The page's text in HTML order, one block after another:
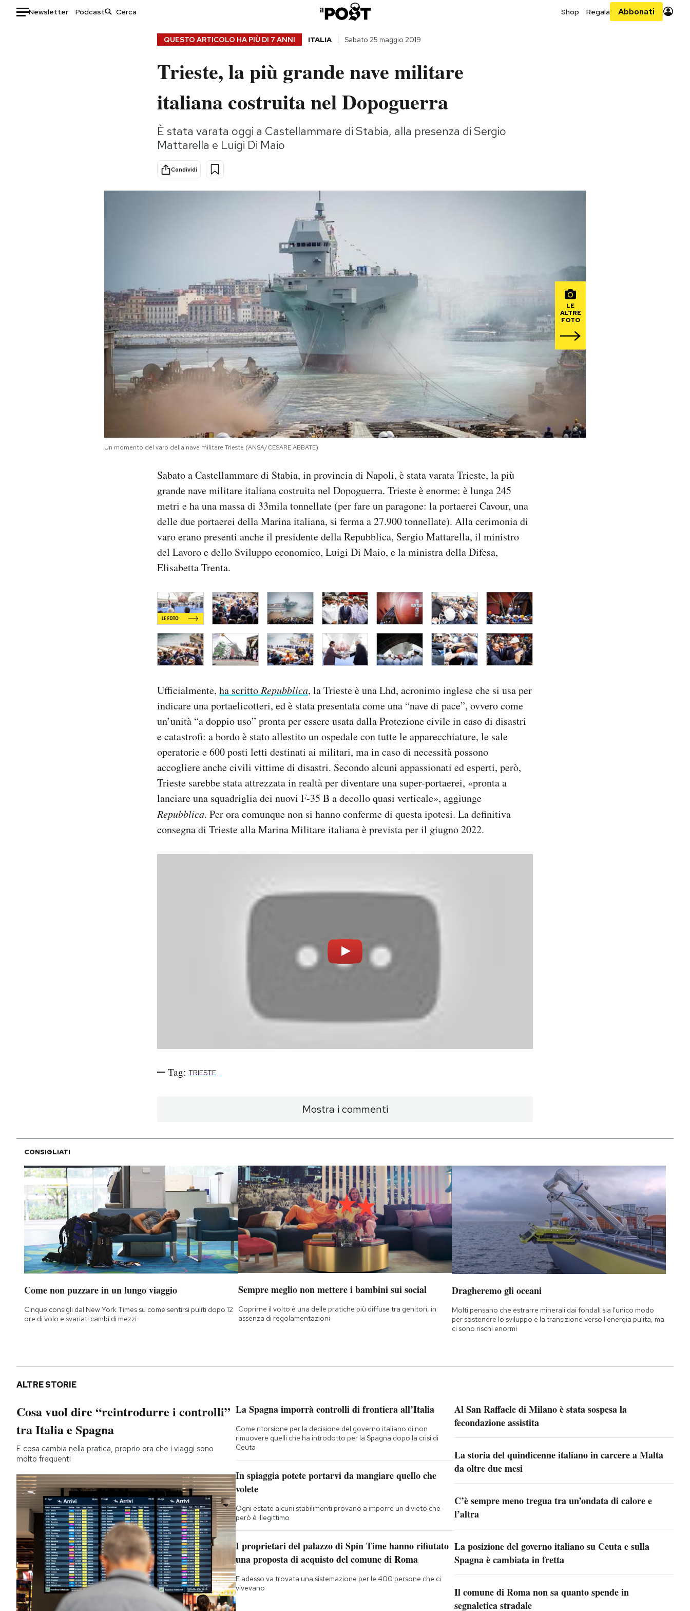
Newsletter Podcast Shop Regala Abbonati
Storie/Idee
Ok Boomer!
Altrecose
QUESTO ARTICOLO HA PIÙ DI 7 ANNI ITALIA Sabato 25 maggio 2019
Trieste, la più grande nave militare
italiana costruita nel Dopoguerra
È stata varata oggi a Castellammare di Stabia, alla presenza di Sergio
Mattarella e Luigi Di Maio
Condividi
LE
ALTRE
FOTO
Un momento del varo della nave militare Trieste (ANSA/CESARE ABBATE)
Sabato a Castellammare di Stabia, in provincia di Napoli, è stata varata Trieste, la più
grande nave militare italiana costruita nel Dopoguerra. Trieste è enorme: è lunga 245
metri e ha una massa di 33mila tonnellate (per fare un paragone: la portaerei Cavour, una
delle due portaerei della Marina italiana, si ferma a 27.900 tonnellate). Alla cerimonia di
varo erano presenti anche il presidente della Repubblica, Sergio Mattarella, il ministro
del Lavoro e dello Sviluppo economico, Luigi Di Maio, e la ministra della Difesa,
Elisabetta Trenta.
Ufficialmente, ha scrittoRepubblica, la Trieste è una Lhd, acronimo inglese che si usa per
indicare una portaelicotteri, ed è stata presentata come una “nave di pace”, ovvero come
un’unità “a doppio uso” pronta per essere usata dalla Protezione civile in caso di disastri
e catastrofi: a bordo è stato allestito un ospedale con tutte le apparecchiature, le sale
operatorie e 600 posti letti destinati ai militari, ma in caso di necessità possono
accogliere anche civili vittime di disastri. Secondo alcuni appassionati ed esperti, però,
Trieste sarebbe stata attrezzata in realtà per diventare una super-portaerei, «pronta a
lanciare una squadriglia dei nuovi F-35 B a decollo quasi verticale», aggiunge
Repubblica. Per ora comunque non si hanno conferme di questa ipotesi. La definitiva
consegna di Trieste alla Marina Militare italiana è prevista per il giugno 2022.
Tag: TRIESTE
Mostra i commenti
CONSIGLIATI
Come non puzzare in un lungo viaggio
Cinque consigli dal New York Times su come sentirsi puliti dopo 12
ore di volo e svariati cambi di mezzi
Sempre meglio non mettere i bambini sui social
Coprirne il volto è una delle pratiche più diffuse tra genitori, in
assenza di regolamentazioni
Dragheremo gli oceani
Molti pensano che estrarre minerali dai fondali sia l'unico modo
per sostenere lo sviluppo e la transizione verso l'energia pulita, ma
ci sono rischi enormi
ALTRE STORIE
Cosa vuol dire “reintrodurre i controlli”
tra Italia e Spagna
E cosa cambia nella pratica, proprio ora che i viaggi sono
molto frequenti
La Spagna imporrà controlli di frontiera all’Italia
Come ritorsione per la decisione del governo italiano di non
rimuovere quelli che ha introdotto per la Spagna dopo la crisi di
Ceuta
In spiaggia potete portarvi da mangiare quello che
volete
Ogni estate alcuni stabilimenti provano a imporre un divieto che
però è illegittimo
I proprietari del palazzo di Spin Time hanno rifiutato
una proposta di acquisto del comune di Roma
E adesso va trovata una sistemazione per le 400 persone che ci
vivevano
Al San Raffaele di Milano è stata sospesa la
fecondazione assistita
La storia del quindicenne italiano in carcere a Malta
da oltre due mesi
C’è sempre meno tregua tra un’ondata di calore e
l’altra
La posizione del governo italiano su Ceuta e sulla
Spagna è cambiata in fretta
Il comune di Roma non sa quanto spende in
segnaletica stradale